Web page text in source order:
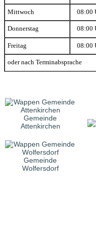
Mittwoch 08:00
Donnerstag 08:00
Freitag 08:00
oder nach Terminabsprache
Gemeinde
Attenkirchen
Gemeinde
Wolfersdorf